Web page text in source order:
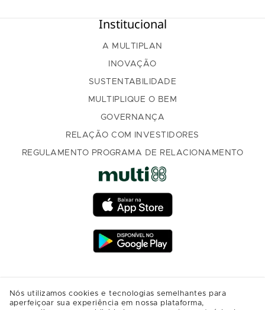
Nós utilizamos cookies e tecnologias semelhantes para
aperfeiçoar sua experiência em nossa plataforma,
Institucional
A MULTIPLAN
INOVAÇÃO
SUSTENTABILIDADE
MULTIPLIQUE O BEM
GOVERNANÇA
RELAÇÃO COM INVESTIDORES
REGULAMENTO PROGRAMA DE RELACIONAMENTO